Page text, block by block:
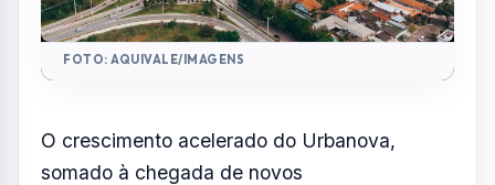
FOTO: AQUIVALE/IMAGENS
O crescimento acelerado do Urbanova,
somado à chegada de novos